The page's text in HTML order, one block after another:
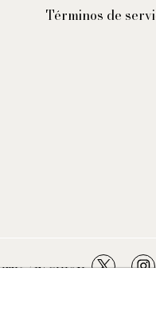
Términos de
/ FASHION twitter